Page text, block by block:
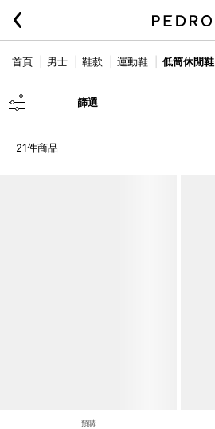
首頁 男士 鞋款 運動鞋 低筒休閒鞋
篩選
21件商品
預購